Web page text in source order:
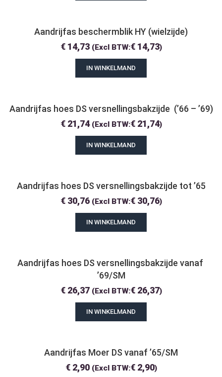
Aandrijfas beschermblik HY (wielzijde)
€14,73 (Excl BTW:€14,73)
IN WINKELMAND
Aandrijfas hoes DS versnellingsbakzijde  (’66 – ’69)
€21,74 (Excl BTW:€21,74)
IN WINKELMAND
Aandrijfas hoes DS versnellingsbakzijde tot ’65
€30,76 (Excl BTW:€30,76)
IN WINKELMAND
Aandrijfas hoes DS versnellingsbakzijde vanaf
’69/SM
€26,37 (Excl BTW:€26,37)
IN WINKELMAND
Aandrijfas Moer DS vanaf ’65/SM
€2,90 (Excl BTW:€2,90)